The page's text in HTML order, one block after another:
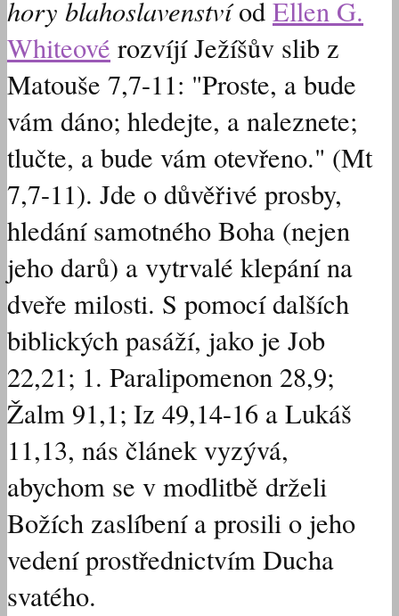
hory blahoslavenstvíodEllen G.
Whiteové rozvíjí Ježíšův slib z
Matouše 7,7-11: "Proste, a bude
vám dáno; hledejte, a naleznete;
tlučte, a bude vám otevřeno." (Mt
7,7-11). Jde o důvěřivé prosby,
hledání samotného Boha (nejen
jeho darů) a vytrvalé klepání na
dveře milosti. S pomocí dalších
biblických pasáží, jako je Job
22,21; 1. Paralipomenon 28,9;
Žalm 91,1; Iz 49,14-16 a Lukáš
11,13, nás článek vyzývá,
abychom se v modlitbě drželi
Božích zaslíbení a prosili o jeho
vedení prostřednictvím Ducha
svatého.